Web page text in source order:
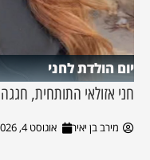
יום הולדת לחני
חני אזולאי התותחית,
מירב בן יאיר אוגוסט 4, 2026